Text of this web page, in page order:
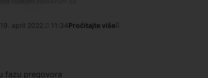
19. april 2022. 11:34Pročitajte više